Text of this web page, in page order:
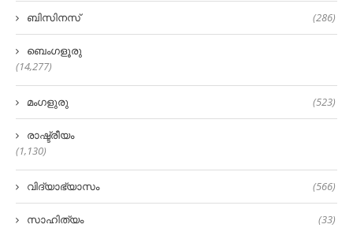
ബിസിനസ് (286)
ബെംഗളൂരു
(14,277)
മംഗളുരു (523)
രാഷ്ട്രീയം
(1,130)
വിദ്യാഭ്യാസം (566)
സാഹിത്യം (33)